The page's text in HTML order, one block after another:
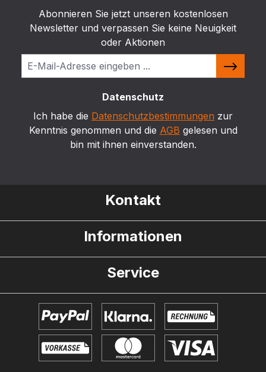
Abonnieren Sie jetzt unseren kostenlosen
Newsletter und verpassen Sie keine Neuigkeit
oder Aktionen
Datenschutz
Ich habe die Datenschutzbestimmungen zur
Kenntnis genommen und die AGB gelesen und
bin mit ihnen einverstanden.
Kontakt
Informationen
Service